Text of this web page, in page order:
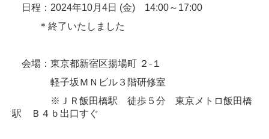
日程：2024年10月4日 (金) 14:00～17:00
＊終了いたしました
会場：東京都新宿区揚場町 ２-１
軽子坂ＭＮビル３階研修室
※ＪＲ飯田橋駅 徒歩５分 東京メトロ飯田橋
駅 Ｂ４ｂ出口すぐ